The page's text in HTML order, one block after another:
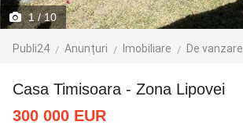
1/ 10
Publi24 Anunțuri Imobiliare De vanzare
Casa Timisoara - Zona Lipovei
300 000 EUR